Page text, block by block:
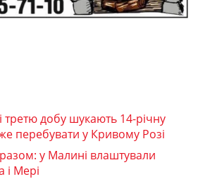
добу шукають 14-річну
перебувати у Кривому Розі
у Малині влаштували
і Мері